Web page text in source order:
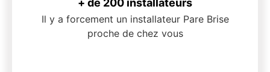
+ de 200 installateurs
Il y a forcement un installateur Pare Brise
proche de chez vous